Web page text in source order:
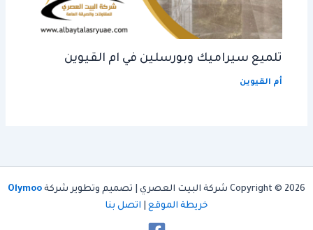
تلميع سيراميك وبورسلين في ام القيوين
أم القيوين
Copyright © 2026 شركة البيت العصري | تصميم وتطوير شركة
Olymoo
خريطة الموقع
اتصل بنا